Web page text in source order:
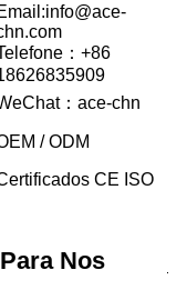
：+86
：ace-chn
/ ODM
CE ISO
Nos